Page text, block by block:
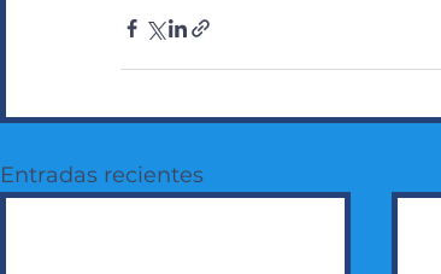
Entradas recientes